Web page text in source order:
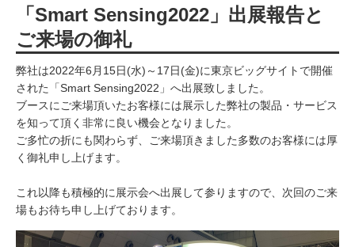
「Smart Sensing2022」出展報告と
ご来場の御礼
弊社は2022年6月15日(水)～17日(金)に東京ビッグサイトで開催
された「Smart Sensing2022」へ出展致しました。
ブースにご来場頂いたお客様には展示した弊社の製品・サービス
を知って頂く非常に良い機会となりました。
ご多忙の折にも関わらず、ご来場頂きました多数のお客様には厚
く御礼申し上げます。
これ以降も積極的に展示会へ出展して参りますので、次回のご来
場もお待ち申し上げております。